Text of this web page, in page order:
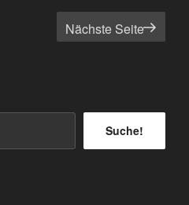
Nächste Seite
Suche!